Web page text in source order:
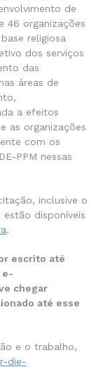
de
46 organizações
religiosa
dos serviços
das
áreas de
a efeitos
as organizações
com os
PPM nessas
inclusive o
disponíveis
.
escrito até
e-
chegar
até esse
e o trabalho,
die-